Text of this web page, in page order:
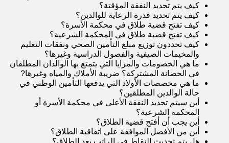
كيف يتم تحديد النفقة المؤقتة؟
كيف يتم تحديد قدرة الرعاية للوالدين؟
كيف تفتح قضية طلاق في محكمة الأسرة؟
كيف تفتح قضية طلاق في المحكمة الشرعية؟
كيف تحددون توزيع مبلغ التأمين الصحي ونفقات التعليم
والمخيمات الصيفية والفصول الدراسية وغيرها؟
ما هي الخصومات والمزايا التي يتمتع بها الوالدان المطلقان
في الحضانة المشتركة؟ ضريبة الأملاك والمياه وغيرها?
ما هي مخصصات الأولاد التي يدفعها التأمين الوطني في
حالة الوالدين المطلقين؟
أين سيتم تحديد النفقة الأعلى في محكمة الأسرة أو
المحكمة الشرعية؟
أين يجب أن أفتح قضية الطلاق؟
أين من الأفضل الموافقة على اتفاقية الطلاق؟